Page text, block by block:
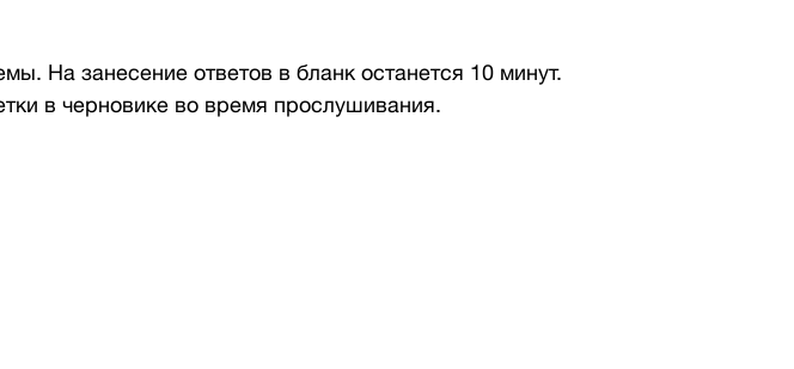
На занесение ответов в бланк останется 10 минут.
в черновике во время прослушивания.